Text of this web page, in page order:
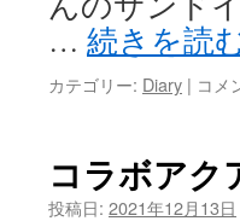
… 続きを読
カテゴリー: Diary | バ
ン
始
ま
コメ
コラボアク
投稿日: 2021年12月13日